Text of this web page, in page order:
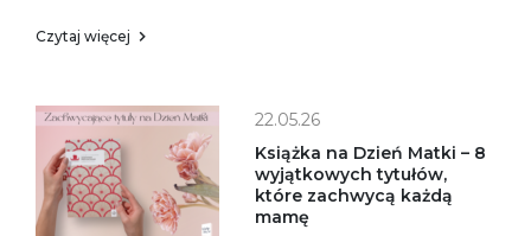
Czytaj więcej
22.05.26
Książka na Dzień Matki – 8
wyjątkowych tytułów,
które zachwycą każdą
mamę